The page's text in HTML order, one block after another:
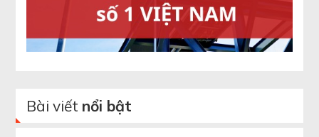
Bài viết nổi bật